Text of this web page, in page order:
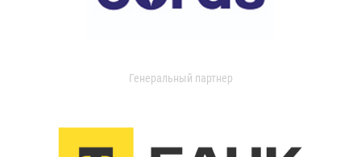
Генеральный партнер